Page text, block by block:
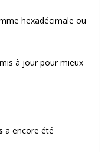
hexadécimale ou
à jour pour mieux
a encore été